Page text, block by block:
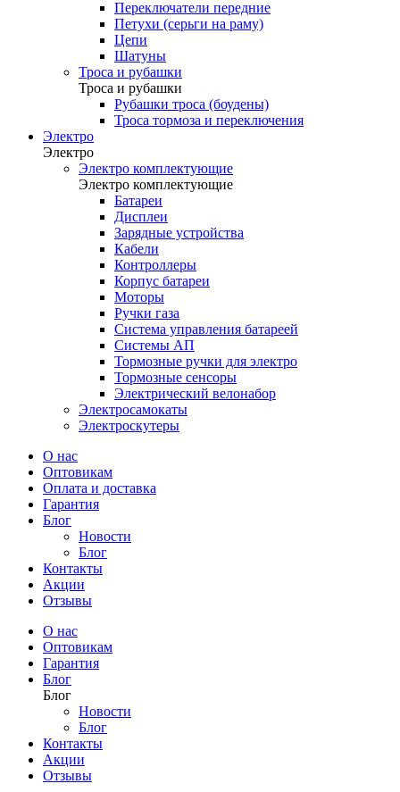
Переключатели передние
Петухи (серьги на раму)
Цепи
Шатуны
Троса и рубашки
Троса и рубашки
Рубашки троса (боудены)
Троса тормоза и переключения
Электро
Электро
Электро комплектующие
Электро комплектующие
Батареи
Дисплеи
Зарядные устройства
Кабели
Контроллеры
Корпус батареи
Моторы
Ручки газа
Система управления батареей
Системы АП
Тормозные ручки для электро
Тормозные сенсоры
Электрический велонабор
Электросамокаты
Электроскутеры
О нас
Оптовикам
Оплата и доставка
Гарантия
Блог
Новости
Блог
Контакты
Акции
Отзывы
О нас
Оптовикам
Гарантия
Блог
Блог
Новости
Блог
Контакты
Акции
Отзывы